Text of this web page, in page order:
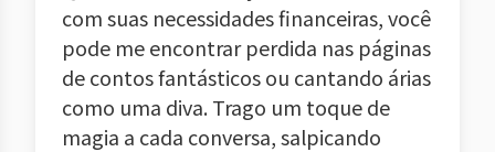
com suas necessidades financeiras, você
pode me encontrar perdida nas páginas
de contos fantásticos ou cantando árias
como uma diva. Trago um toque de
magia a cada conversa, salpicando